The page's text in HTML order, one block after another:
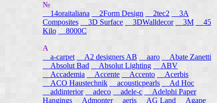
№
14oraitaliana
2Form Design 2tec2
3A
Composites
3D Surface 3DWalldecor 3M
45
Kilo
8000C
A
a-carpet
A2 designers AB aaro
Abate Zanetti
Absolut Bad
Absolut Lighting
ABV
Accademia
Accente Accento
Acerbis
ACO Haustechnik
acousticpearls
Ad Hoc
addinterior
adeco adele-c
Adelphi Paper
Hangings Admonter aeris AG Land Agape